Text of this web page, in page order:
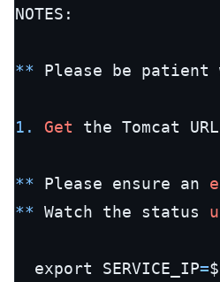
NOTES:
** Please be
1. Get the Tomcat URL
** Please ensure an
** Watch the status
  export SERVICE_IP
=